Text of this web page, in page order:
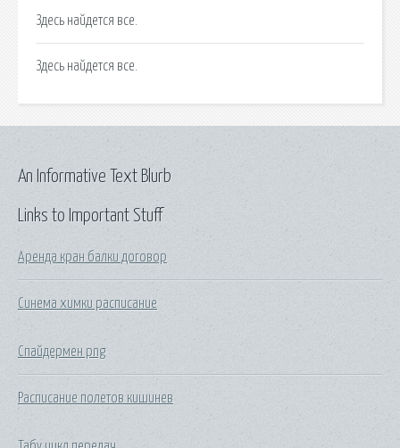
Здесь найдется все.
Здесь найдется все.
Links to Important Stuff
Аренда кран балки договор
Синема химки расписание
Спайдермен png
Расписание полетов кишинев
An Informative Text Blurb